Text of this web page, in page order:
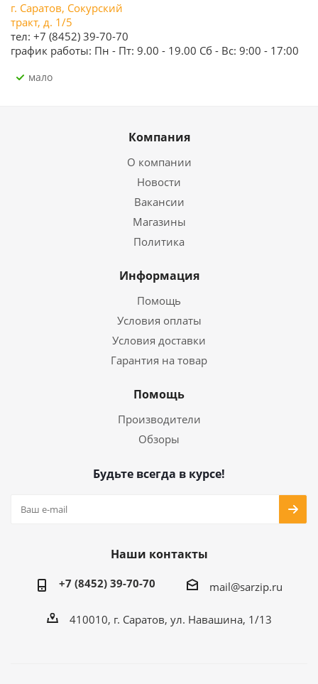
г. Саратов, Сокурский
тракт, д. 1/5
тел: +7 (8452) 39-70-70
график работы: Пн - Пт: 9.00 - 19.00 Сб - Вс: 9:00 - 17:00
Мало
Компания
О компании
Новости
Вакансии
Магазины
Политика
Информация
Помощь
Условия оплаты
Условия доставки
Гарантия на товар
Помощь
Производители
Обзоры
Будьте всегда в курсе!
Наши контакты
+7 (8452) 39-70-70 mail@sarzip.ru
410010, г. Саратов, ул. Навашина, 1/13